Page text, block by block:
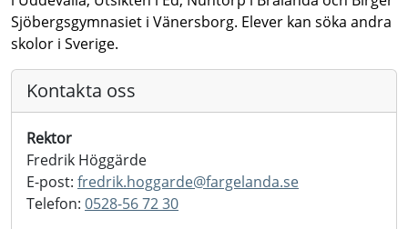
Sjöbergsgymnasiet i Vänersborg. Elever kan söka andra
skolor i Sverige.
Kontakta oss
Rektor
Fredrik Höggärde
E-post: fredrik.hoggarde@fargelanda.se
Telefon: 0528-56 72 30